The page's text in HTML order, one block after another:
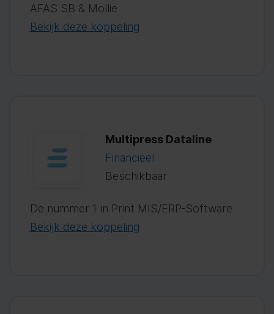
AFAS SB & Mollie
Bekijk deze koppeling
Multipress Dataline
Financieel
Beschikbaar
De nummer 1 in Print MIS/ERP-Software
Bekijk deze koppeling